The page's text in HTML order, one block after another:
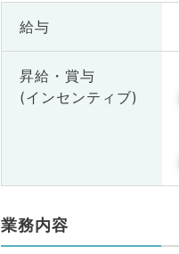
給与
昇給・賞与
(インセンティブ)
業務内容